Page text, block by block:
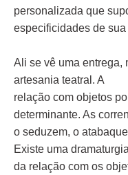
personalizada que
especificidades de
Ali se vê uma entrega,
artesania teatral. A
relação com objetos
determinante. As
o seduzem, o
Existe uma dramaturgia
da relação com os